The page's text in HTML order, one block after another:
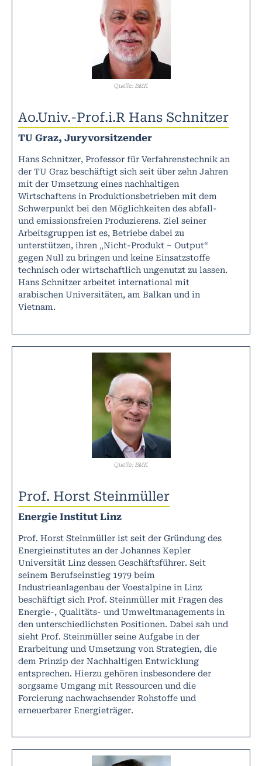
Quelle: BMK
Ao.Univ.-Prof.i.R Hans Schnitzer
TU Graz, Juryvorsitzender
Hans Schnitzer, Professor für Verfahrenstechnik an
der TU Graz beschäftigt sich seit über zehn Jahren
mit der Umsetzung eines nachhaltigen
Wirtschaftens in Produktionsbetrieben mit dem
Schwerpunkt bei den Möglichkeiten des abfall-
und emissionsfreien Produzierens. Ziel seiner
Arbeitsgruppen ist es, Betriebe dabei zu
unterstützen, ihren „Nicht-Produkt – Output“
gegen Null zu bringen und keine Einsatzstoffe
technisch oder wirtschaftlich ungenutzt zu lassen.
Hans Schnitzer arbeitet international mit
arabischen Universitäten, am Balkan und in
Vietnam.
Quelle: BMK
Prof. Horst Steinmüller
Energie Institut Linz
Prof. Horst Steinmüller ist seit der Gründung des
Energieinstitutes an der Johannes Kepler
Universität Linz dessen Geschäftsführer. Seit
seinem Berufseinstieg 1979 beim
Industrieanlagenbau der Voestalpine in Linz
beschäftigt sich Prof. Steinmüller mit Fragen des
Energie-, Qualitäts- und Umweltmanagements in
den unterschiedlichsten Positionen. Dabei sah und
sieht Prof. Steinmüller seine Aufgabe in der
Erarbeitung und Umsetzung von Strategien, die
dem Prinzip der Nachhaltigen Entwicklung
entsprechen. Hierzu gehören insbesondere der
sorgsame Umgang mit Ressourcen und die
Forcierung nachwachsender Rohstoffe und
erneuerbarer Energieträger.